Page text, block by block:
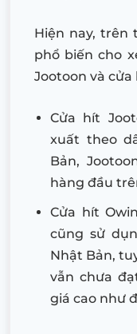
Hiện nay, trên
phổ biến cho
Jootoon và cửa
Cửa hít
xuất theo
Bản,
hàng đầu
Cửa hít
cũng sử
Nhật Bản,
vẫn chưa
giá cao như